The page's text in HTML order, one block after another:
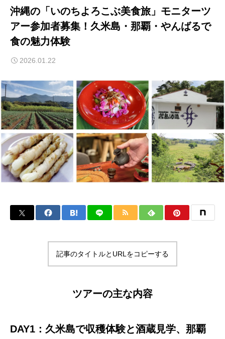
沖縄の「いのちよろこぶ美食旅」モニターツ
アー参加者募集！久米島・那覇・やんばるで
食の魅力体験
2026.01.22
記事のタイトルとURLをコピーする
ツアーの主な内容
DAY1：久米島で収穫体験と酒蔵見学、那覇